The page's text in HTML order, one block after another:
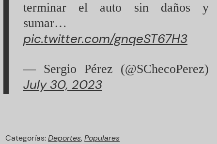
terminar el auto sin daños y
sumar…
pic.twitter.com/gnqeST67H3
— Sergio Pérez (@SChecoPerez)
July 30, 2023
Categorías:Deportes,Populares